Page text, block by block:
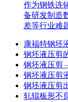
作为钢铁连
备研发制造
差等行业难
康福特钢坯
钢坯液压剪
钢坯液压剪
钢坯液压剪
钢坯液压剪
轧辊板形不